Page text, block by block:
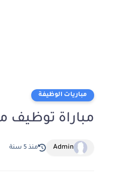
مباريات الوظيفة
مباراة توظيف
Admin منذ 5 سنة